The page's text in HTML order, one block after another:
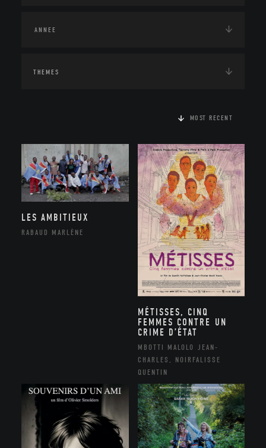
THEMES
MOST RECENT
LES AMBITIEUX
RABAUD MARLÈNE
MÉTISSES, CINQ
FEMMES CONTRE UN
CRIME D’ÉTAT
MBOTTI MALOLO JEAN-
CHARLES, NOIRFALISSE
QUENTIN